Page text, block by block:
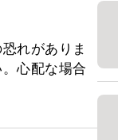
れがありま
心配な場合